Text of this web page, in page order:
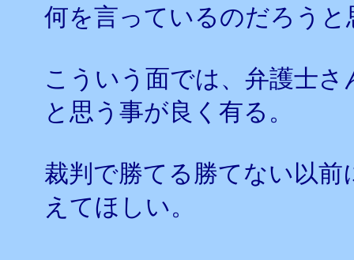
何を言っているのだろうと
こういう面では、弁護士
と思う事が良く有る。
裁判で勝てる勝てない以
えてほしい。